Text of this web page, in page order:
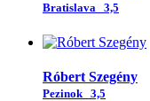
Bratislava 3,5
Róbert Szegény
Pezinok 3,5